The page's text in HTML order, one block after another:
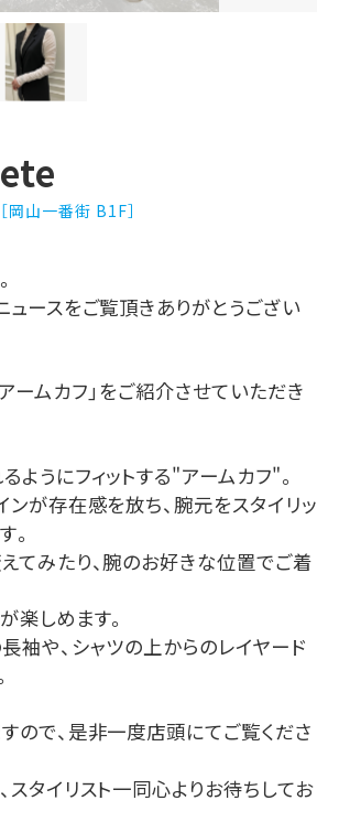
ete
［岡山一番街 B1F］
ュースをご覧頂きありがとうござい
ームカフ」をご紹介させていただき
ようにフィットする"アームカフ"。
ンが存在感を放ち、腕元をスタイリッ
。
てみたり、腕のお好きな位置でご着
楽しめます。
袖や、シャツの上からのレイヤード
ので、是非一度店頭にてご覧くださ
スタイリスト一同心よりお待ちしてお